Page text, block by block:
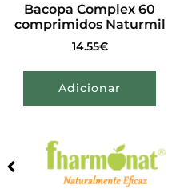
Bacopa Complex 60
comprimidos Naturmil
14.55€
Adicionar